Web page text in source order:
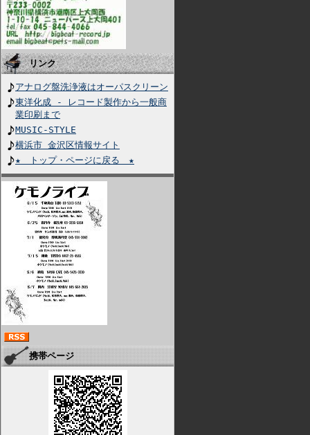
リンク
アナログ盤洗浄液はオーパスクリーン
東洋化成 - レコード製作から一般商
業印刷まで
MUSIC-STYLE
横浜市 金沢区情報サイト
★ トップ・ページに戻る ★
携帯ページ